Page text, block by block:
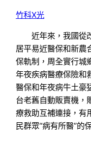
竹科X光
近年來，我國從改
居平易近醫保和新農
保軌制，周全實行城
年夜疾病醫療保險和
醫保和年夜病牛土豪
台老舊自動販賣機，
療救助互補連接，有
民群眾“病有所醫”的